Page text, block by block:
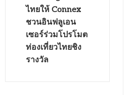
ไทยให้ Connex
ชวนอินฟลูเอน
เซอร์ร่วมโปรโมต
ท่องเที่ยวไทยชิง
รางวัล